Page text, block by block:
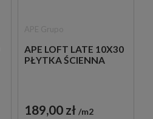
APE LOFT LATE 10X30
PŁYTKA ŚCIENNA
189,00 zł m2